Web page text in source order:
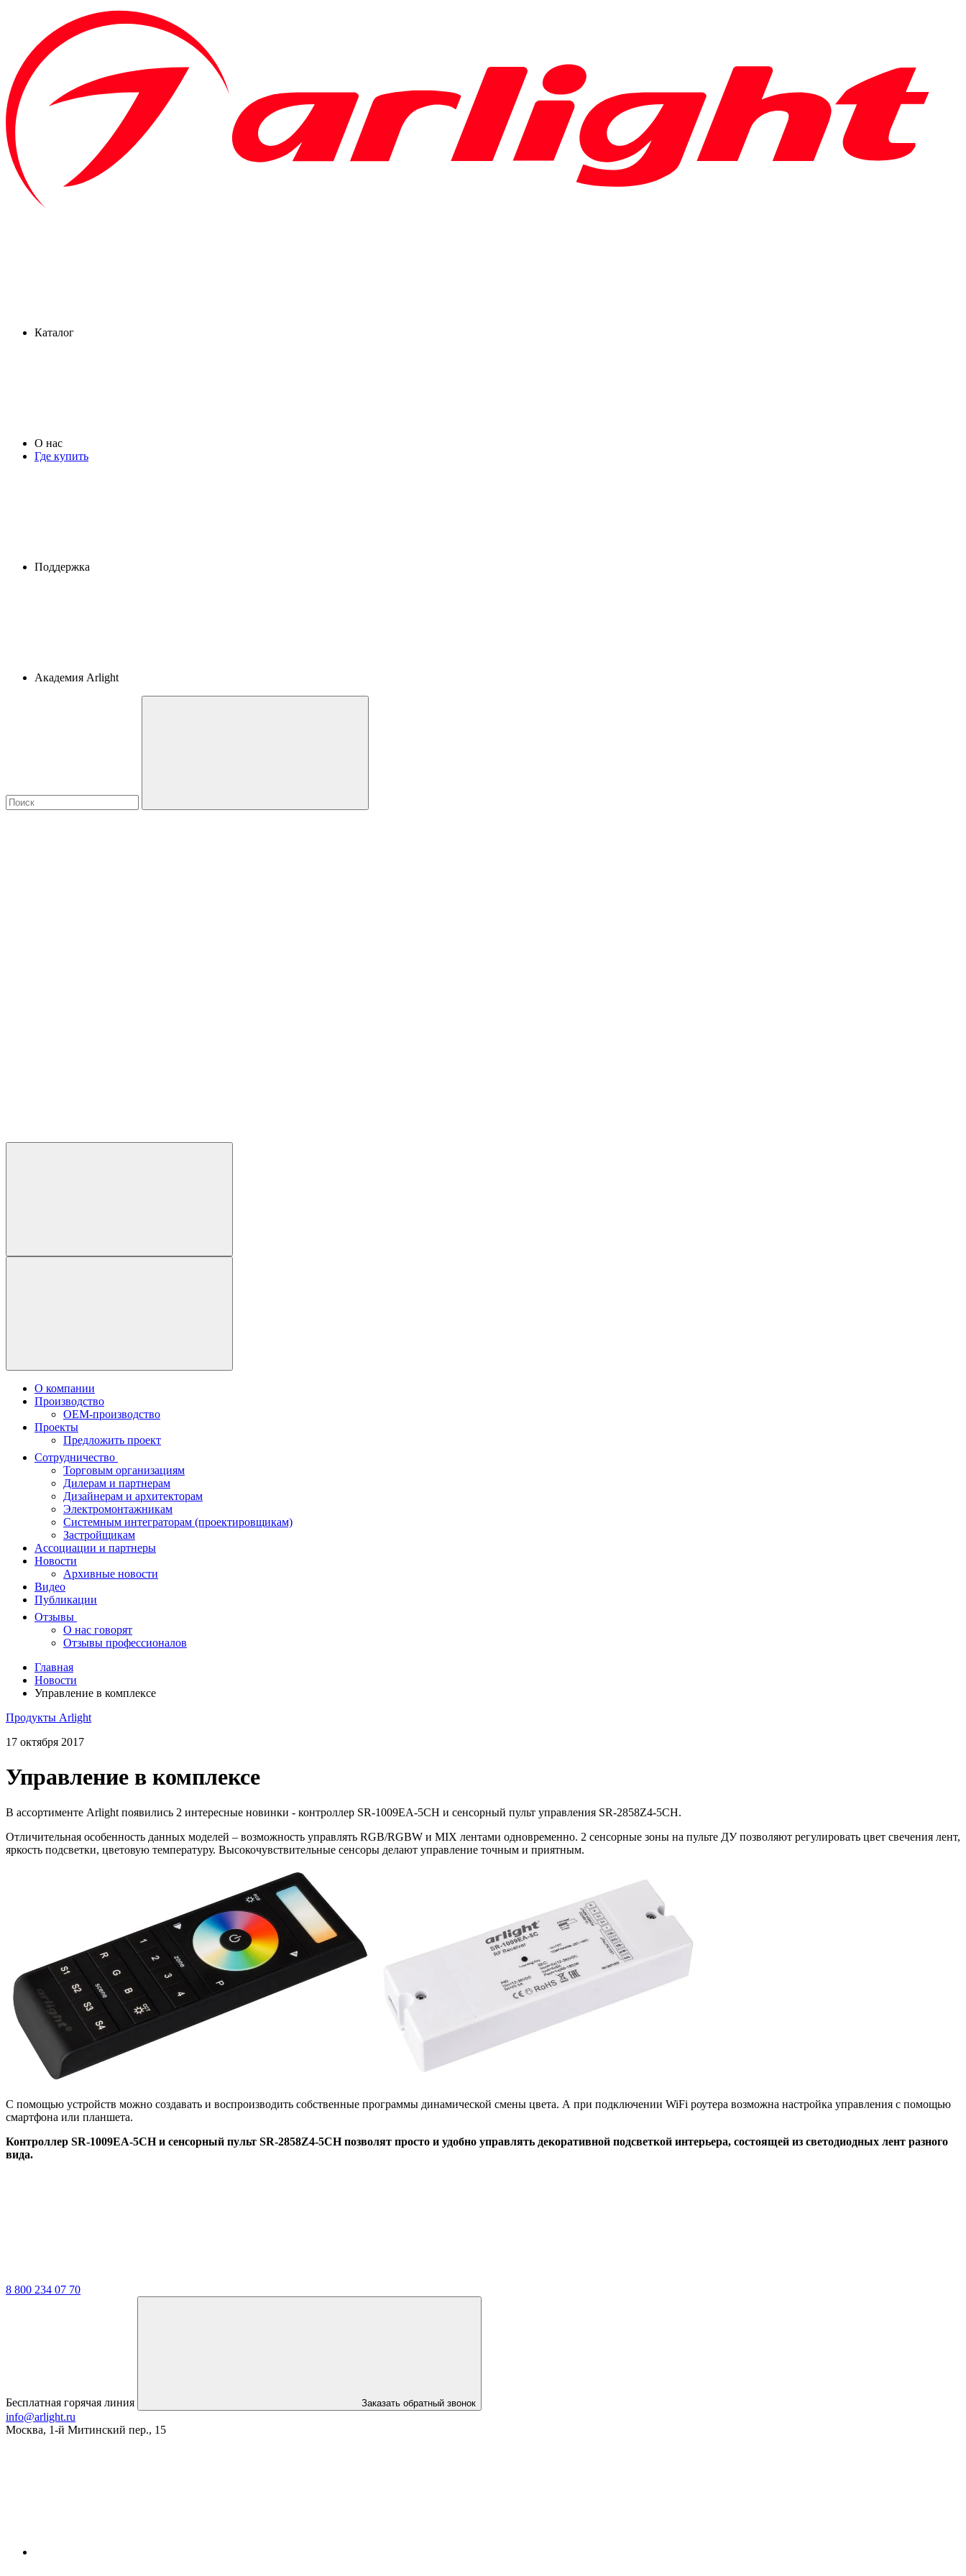
Каталог
О нас
Где купить
Поддержка
Академия Arlight
О компании
Производство
OEM-производство
Проекты
Предложить проект
Сотрудничество
Торговым организациям
Дилерам и партнерам
Дизайнерам и архитекторам
Электромонтажникам
Системным интеграторам (проектировщикам)
Застройщикам
Ассоциации и партнеры
Новости
Архивные новости
Видео
Публикации
Отзывы
О нас говорят
Отзывы профессионалов
Главная
Новости
Управление в комплексе
Продукты Arlight
17 октября 2017
Управление в комплексе
В ассортименте Arlight появились 2 интересные новинки - контроллер SR-1009EA-5CH и сенсорный пульт управления SR-2858Z4-5CH.
Отличительная особенность данных моделей – возможность управлять RGB/RGBW и MIX лентами одновременно. 2 сенсорные зоны на пульте ДУ позволяют регулировать цвет свечения лент,
яркость подсветки, цветовую температуру. Высокочувствительные сенсоры делают управление точным и приятным.
С помощью устройств можно создавать и воспроизводить собственные программы динамической смены цвета. А при подключении WiFi роутера возможна настройка управления с помощью
смартфона или планшета.
Контроллер SR-1009EA-5CH и сенсорный пульт SR-2858Z4-5CH позволят просто и удобно управлять декоративной подсветкой интерьера, состоящей из светодиодных лент разного
вида.
8 800 234 07 70
Бесплатная горячая линия Заказать обратный звонок
info@arlight.ru
Москва, 1-й Митинский пер., 15